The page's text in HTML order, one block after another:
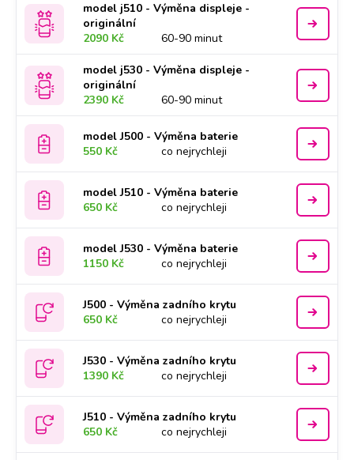
model j510 - Výměna displeje -
originální
2090 Kč
60-90 minut
model j530 - Výměna displeje -
originální
2390 Kč
60-90 minut
model J500 - Výměna baterie
550 Kč
co nejrychleji
model J510 - Výměna baterie
650 Kč
co nejrychleji
model J530 - Výměna baterie
1150 Kč
co nejrychleji
J500 - Výměna zadního krytu
650 Kč
co nejrychleji
J530 - Výměna zadního krytu
1390 Kč
co nejrychleji
J510 - Výměna zadního krytu
650 Kč
co nejrychleji